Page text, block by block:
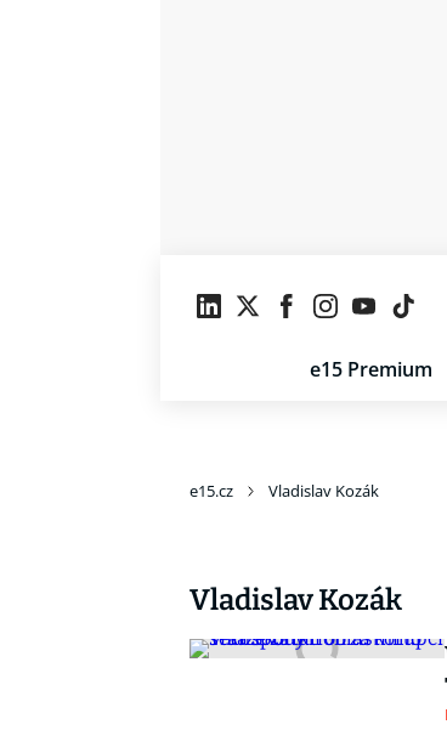
e15 Premium
e15.cz Vladislav Kozák
Vladislav Kozák